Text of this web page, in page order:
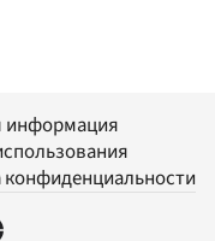
информация